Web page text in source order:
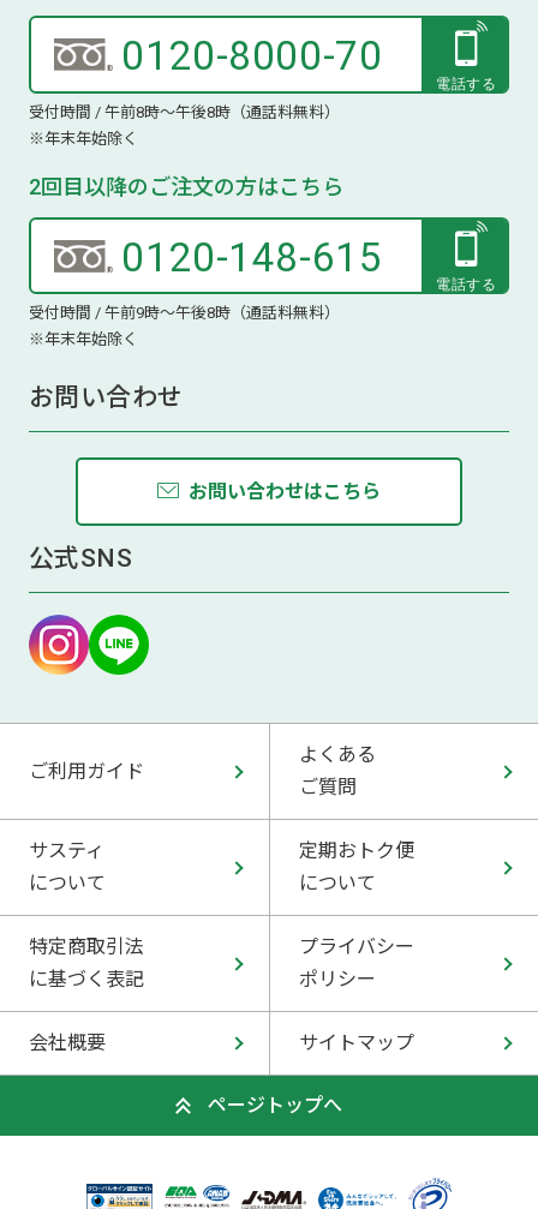
0120-8000-70
受付時間 / 午前8時～午後8時（通話料無料）
※年末年始除く
2回目以降のご注文の方はこちら
0120-148-615
受付時間 / 午前9時～午後8時（通話料無料）
※年末年始除く
お問い合わせ
お問い合わせはこちら
公式SNS
ご利用ガイド
よくある
ご質問
サスティ
について
定期おトク便
について
特定商取引法
に基づく表記
プライバシー
ポリシー
会社概要 サイトマップ
ページトップへ